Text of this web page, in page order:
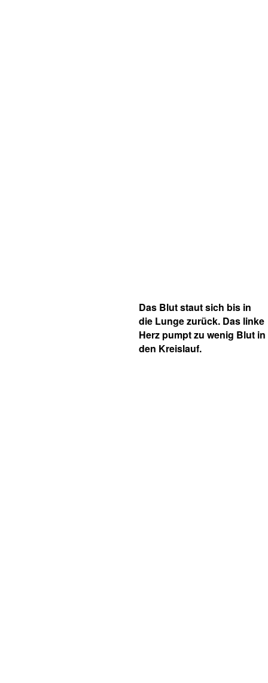
Das Blut staut sich bis in
die Lunge zurück. Das linke
Herz pumpt zu wenig Blut in
den Kreislauf.